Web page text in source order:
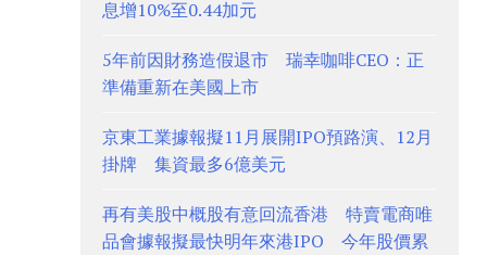
息增10%至0.44加元
5年前因財務造假退市 瑞幸咖啡CEO：正
準備重新在美國上市
京東工業據報擬11月展開IPO預路演、12月
掛牌 集資最多6億美元
再有美股中概股有意回流香港 特賣電商唯
品會據報擬最快明年來港IPO 今年股價累